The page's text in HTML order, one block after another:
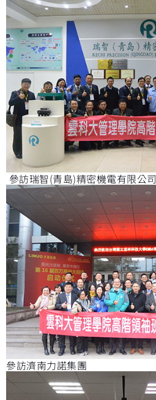
參訪瑞智(青島)精密機電有限公司
參訪濟南力諾集團